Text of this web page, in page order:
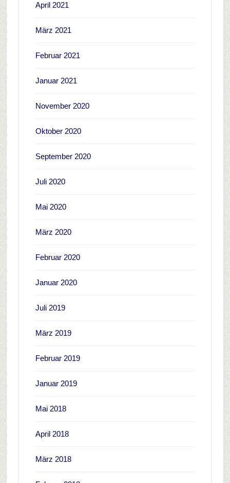
April 2021
März 2021
Februar 2021
Januar 2021
November 2020
Oktober 2020
September 2020
Juli 2020
Mai 2020
März 2020
Februar 2020
Januar 2020
Juli 2019
März 2019
Februar 2019
Januar 2019
Mai 2018
April 2018
März 2018